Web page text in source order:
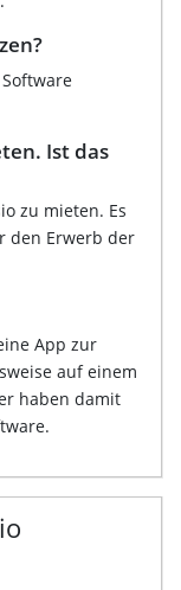
Ist das
zu mieten. Es
den Erwerb der
App zur
auf einem
haben damit